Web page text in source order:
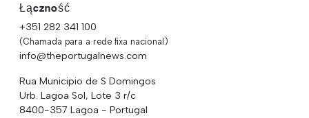
Łączność
+351 282 341 100
(Chamada para a rede fixa nacional)
info@theportugalnews.com
Rua Municipio de S Domingos
Urb. Lagoa Sol, Lote 3 r/c
8400-357 Lagoa - Portugal